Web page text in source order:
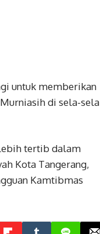
untuk memberikan
di sela-sela
tertib dalam
Kota Tangerang,
Kamtibmas